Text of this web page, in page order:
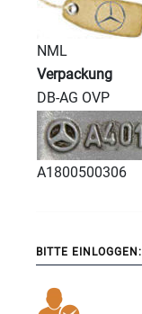
NML
Verpackung
DB-AG OVP
A1800500306
BITTE EINLOGGEN: